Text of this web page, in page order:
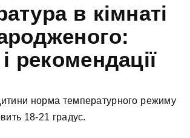
в кімнаті
рекомендації
норма температурного режиму
18-21 градус.